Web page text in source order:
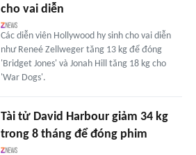
cho vai diễn
Các diễn viên Hollywood hy sinh cho vai diễn
như Reneé Zellweger tăng 13 kg để đóng
'Bridget Jones' và Jonah Hill tăng 18 kg cho
'War Dogs'.
Tài tử David Harbour giảm 34 kg
trong 8 tháng để đóng phim